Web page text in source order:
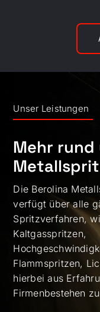
Unser Leistungen
Mehr rund
Die Berolina
verfügt über alle
Spritzverfahren,
Kaltgasspritzen,
Flammspritzen,
hierbei aus
Firmenbestehen